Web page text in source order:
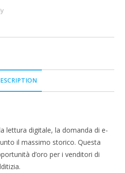
lettura digitale, la domanda di e-
il massimo storico. Questa
d’oro per i venditori di